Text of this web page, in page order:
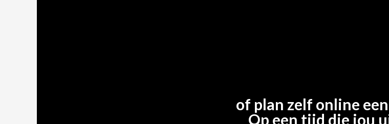
of plan zelf online
Op een tijd die jou